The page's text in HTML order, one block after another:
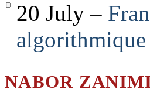
20 July –
NABOR